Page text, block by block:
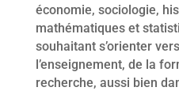
économie, sociologie,
mathématiques et
souhaitant s’orienter
l’enseignement, de la
recherche, aussi bien